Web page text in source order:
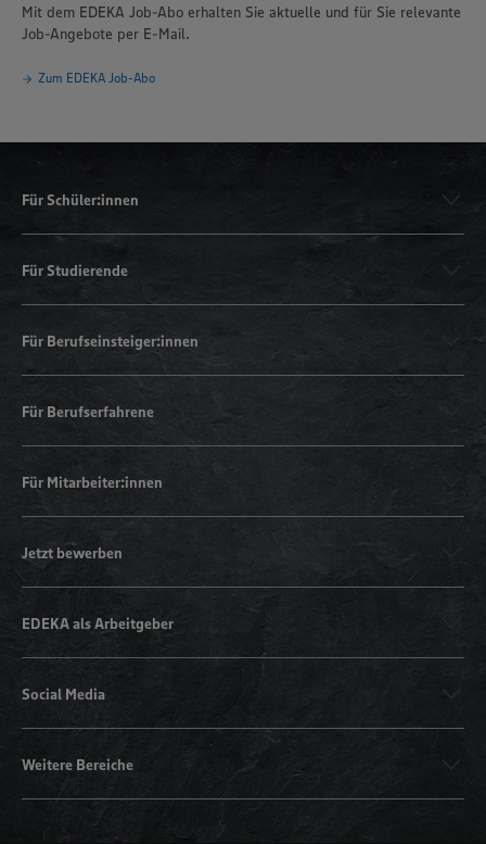
Mit dem EDEKA Job-Abo erhalten Sie aktuelle und für Sie relevante
Job-Angebote per E-Mail.
Zum EDEKA Job-Abo
Für Schüler:innen
Für Studierende
Für Berufseinsteiger:innen
Für Berufserfahrene
Für Mitarbeiter:innen
Jetzt bewerben
EDEKA als Arbeitgeber
Social Media
Weitere Bereiche